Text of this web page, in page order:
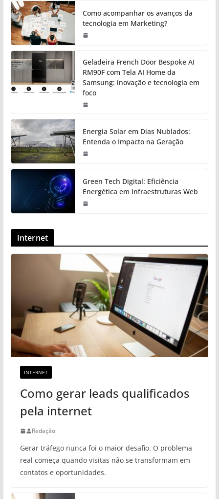
Como acompanhar os avanços da
tecnologia em Marketing?
Geladeira French Door Bespoke AI
RM90F com Tela AI Home da
Samsung: inovação e tecnologia em
foco
Energia Solar em Dias Nublados:
Entenda o Impacto na Geração
Green Tech Digital: Eficiência
Energética em Infraestruturas Web
Internet
INTERNET
Como gerar leads qualificados
pela internet
Redação
Gerar tráfego nunca foi o maior desafio. O problema
real começa quando visitas não se transformam em
contatos e oportunidades.